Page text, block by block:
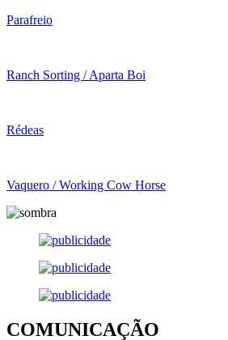
Parafreio
Ranch Sorting / Aparta Boi
Rédeas
Vaquero / Working Cow Horse
COMUNICAÇÃO